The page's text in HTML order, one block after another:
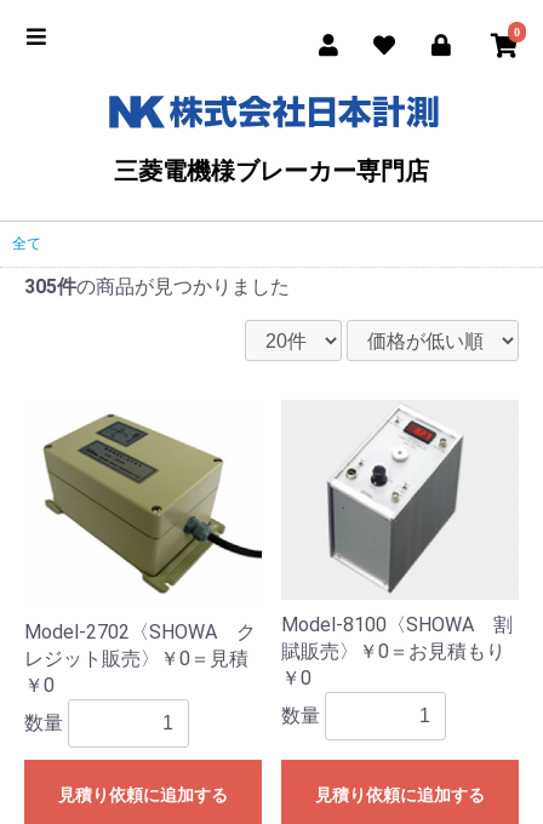
0
三菱電機様ブレーカー専門店
全て
305件の商品が見つかりました
Model-2702〈SHOWA ク
レジット販売〉￥0＝見積
￥0
数量
見積り依頼に追加する
Model-8100〈SHOWA 割
賦販売〉￥0＝お見積もり
￥0
数量
見積り依頼に追加する